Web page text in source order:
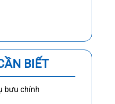
BIẾT
bưu chính